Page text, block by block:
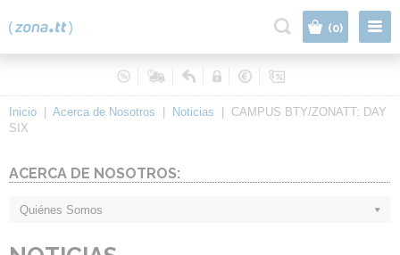
(0)
Inicio Acerca de Nosotros Noticias
CAMPUS BTY/ZONATT: DAY
SIX
ACERCA DE NOSOTROS:
Quiénes Somos